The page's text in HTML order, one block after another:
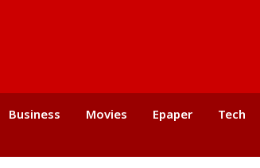
Business Movies Epaper Tech